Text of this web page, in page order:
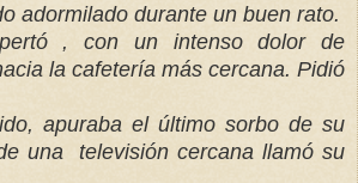
adormilado durante un buen rato.
, con un intenso dolor de
la cafetería más cercana. Pidió
apuraba el último sorbo de su
una televisión cercana llamó su